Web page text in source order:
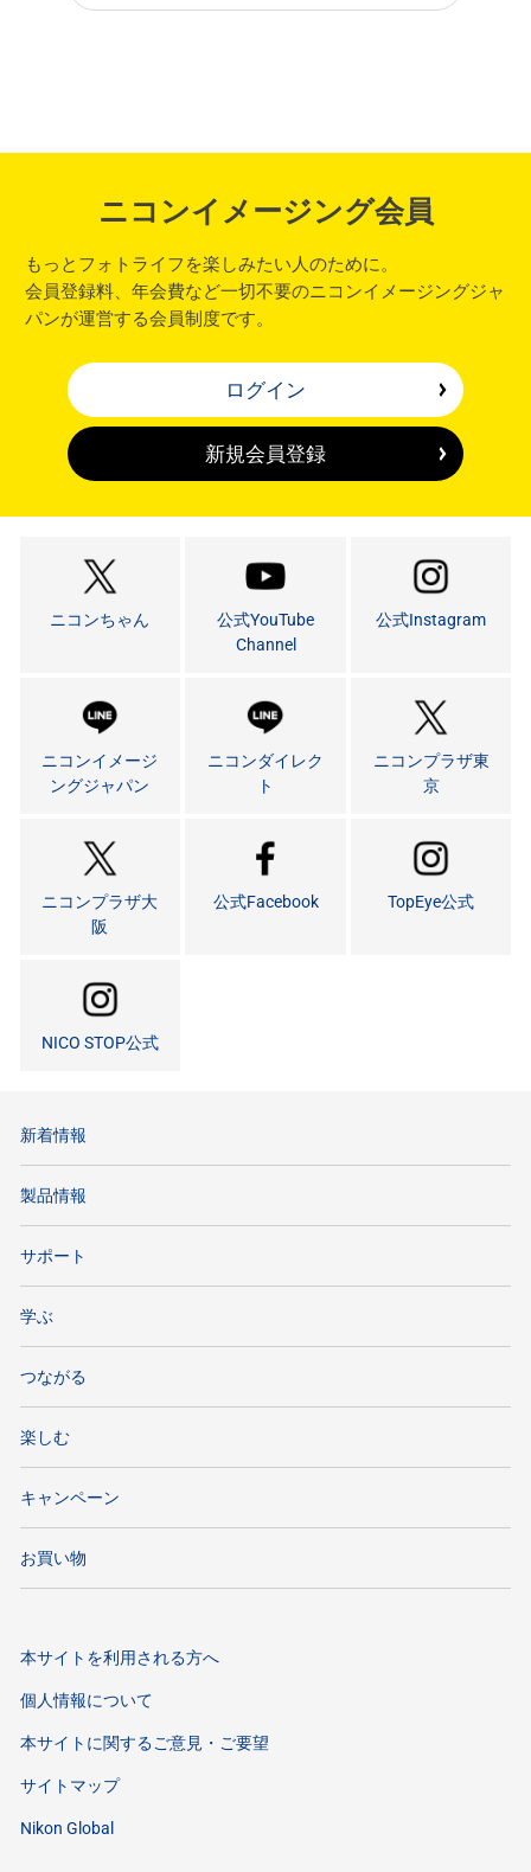
ニコンイメージング会員
もっとフォトライフを楽しみたい人のために。
会員登録料、年会費など一切不要のニコンイメージングジャ
パンが運営する会員制度です。
ログイン
新規会員登録
ニコンちゃん
公式YouTube
Channel
公式Instagram
ニコンイメージ
ングジャパン
ニコンダイレク
ト
ニコンプラザ東
京
ニコンプラザ大
阪
公式Facebook TopEye公式
NICO STOP公式
新着情報
製品情報
サポート
学ぶ
つながる
楽しむ
キャンペーン
お買い物
本サイトを利用される方へ
個人情報について
本サイトに関するご意見・ご要望
サイトマップ
Nikon Global